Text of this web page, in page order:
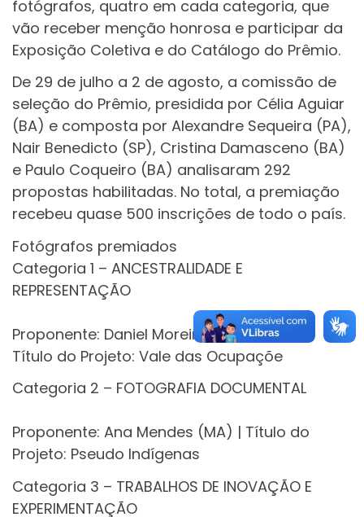
fotógrafos, quatro em cada categoria, que
vão receber menção honrosa e participar da
Exposição Coletiva e do Catálogo do Prêmio.
De 29 de julho a 2 de agosto, a comissão de
seleção do Prêmio, presidida por Célia Aguiar
(BA) e composta por Alexandre Sequeira (PA),
Nair Benedicto (SP), Cristina Damasceno (BA)
e Paulo Coqueiro (BA) analisaram 292
propostas habilitadas. No total, a premiação
recebeu quase 500 inscrições de todo o país.
Fotógrafos premiados
Categoria 1 – ANCESTRALIDADE E
REPRESENTAÇÃO
Proponente: Daniel Moreira Soares (MG) |
Título do Projeto: Vale das Ocupaçõe
Categoria 2 – FOTOGRAFIA DOCUMENTAL
Proponente: Ana Mendes (MA) | Título do
Projeto: Pseudo Indígenas
Categoria 3 – TRABALHOS DE INOVAÇÃO E
EXPERIMENTAÇÃO